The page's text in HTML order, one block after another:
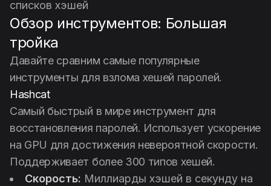
списков хэшей
Обзор инструментов: Большая
тройка
Давайте сравним самые популярные
инструменты для взлома хешей паролей.
Hashcat
Самый быстрый в мире инструмент для
восстановления паролей. Использует ускорение
на GPU для достижения невероятной скорости.
Поддерживает более 300 типов хешей.
Скорость: Миллиарды хэшей в секунду на